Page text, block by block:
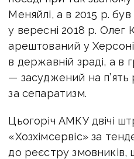
Меняйлі, а в 2015 р.
у вересні 2018 р. Олег
арештований у
в державній зраді, а в
— засуджений на п’ять
за сепаратизм.
Цьогоріч АМКУ двічі
«Хозхімсервіс» за
до реєстру змовників,